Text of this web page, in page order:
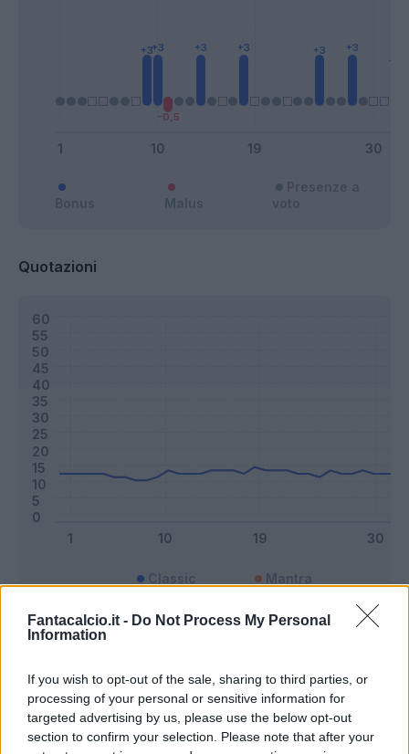
Fantacalcio.it - Do Not Process My Personal
Information
If you wish to opt-out of the sale, sharing to third parties, or
processing of your personal or sensitive information for
targeted advertising by us, please use the below opt-out
section to confirm your selection. Please note that after your
Quotazioni
Classic Mantra
Riepilogo stagione
Titolare
Entrato 20 - 52
Squalificato